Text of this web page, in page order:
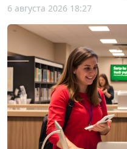
6 августа 2026 18:27